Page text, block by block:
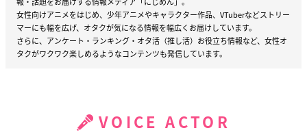
女性向けアニメをはじめ、少年アニメやキャラクター作品、VTuberなどストリー
マーにも幅を広げ、オタクが気になる情報を幅広くお届けしています。
さらに、アンケート・ランキング・オタ活（推し活）お役立ち情報など、女性オ
タクがワクワク楽しめるようなコンテンツも発信しています。
VOICE ACTOR